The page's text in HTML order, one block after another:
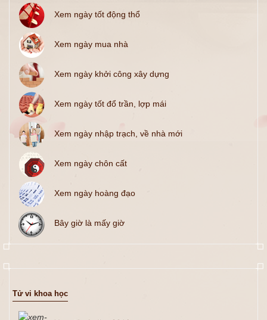
Xem ngày tốt động thổ
Xem ngày mua nhà
Xem ngày khởi công xây dựng
Xem ngày tốt đổ trần, lợp mái
Xem ngày nhập trạch, về nhà mới
Xem ngày chôn cất
Xem ngày hoàng đạo
Bây giờ là mấy giờ
Tử vi khoa học